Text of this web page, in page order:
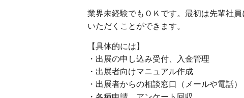
業界未経験でもＯＫです。最初は先輩社
いただくことができます。
【具体的には】
・出展の申し込み受付、入金管理
・出展者向けマニュアル作成
・出展者からの相談窓口（メールや電話